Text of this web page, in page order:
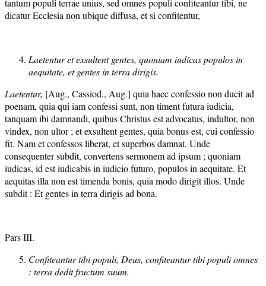
tantum populi terrae unius, sed omnes populi confiteantur tibi, ne
dicatur Ecclesia non ubique diffusa, et si confitentur,
Laetentur et exsultent gentes, quoniam iudicas populos in
aequitate, et gentes in terra dirigis.
Laetentur, [Aug., Cassiod., Aug.] quia haec confessio non ducit ad
poenam, quia qui iam confessi sunt, non timent futura iudicia,
tanquam ibi damnandi, quibus Christus est advocatus, indultor, non
vindex, non ultor ; et exsultent gentes, quia bonus est, cui confessio
fit. Nam et confessos liberat, et superbos damnat. Unde
consequenter subdit, convertens sermonem ad ipsum ; quoniam
iudicas, id est iudicabis in iudicio futuro, populos in aequitate. Et
aequitas illa non est timenda bonis, quia modo dirigit illos. Unde
subdit : Et gentes in terra dirigis ad bona.
Pars III.
Confiteantur tibi populi, Deus, confiteantur tibi populi omnes
: terra dedit fructum suum.